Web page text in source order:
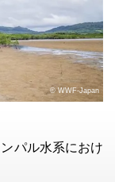
© WWF-Japan
パル水系におけ